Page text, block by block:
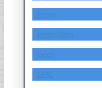
Foton
Fuyao Glass
Geely
GMC